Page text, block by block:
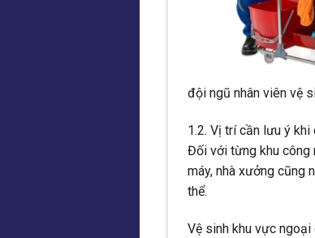
đội ngũ nhân viên vệ
1.2. Vị trí cần lưu ý khi
Đối với từng khu công
máy, nhà xưởng cũng
thể.
Vệ sinh khu vực